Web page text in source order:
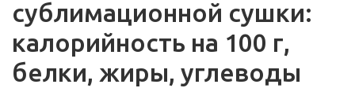
сублимационной сушки:
калорийность на 100 г,
белки, жиры, углеводы